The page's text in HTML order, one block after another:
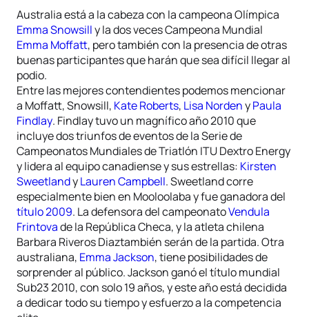
Australia está a la cabeza con la campeona Olímpica
Emma Snowsilly la dos veces Campeona Mundial
Emma Moffatt, pero también con la presencia de otras
buenas participantes que harán que sea difícil llegar al
podio.
Entre las mejores contendientes podemos mencionar
a Moffatt, Snowsill, Kate Roberts, Lisa NordenyPaula
Findlay. Findlay tuvo un magnífico año 2010 que
incluye dos triunfos de eventos de la Serie de
Campeonatos Mundiales de Triatlón ITU Dextro Energy
y lidera al equipo canadiense y sus estrellas: Kirsten
SweetlandyLauren Campbell. Sweetland corre
especialmente bien en Mooloolaba y fue ganadora del
título 2009. La defensora del campeonatoVendula
Frintovade la República Checa, y la atleta chilena
Barbara Riveros Diaztambién serán de la partida. Otra
australiana, Emma Jackson, tiene posibilidades de
sorprender al público. Jackson ganó el título mundial
Sub23 2010, con solo 19 años, y este año está decidida
a dedicar todo su tiempo y esfuerzo a la competencia